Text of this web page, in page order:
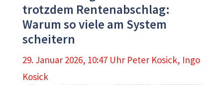
trotzdem Rentenabschlag:
Warum so viele am System
scheitern
29. Januar 2026, 10:47 Uhr Peter Kosick, Ingo
Kosick